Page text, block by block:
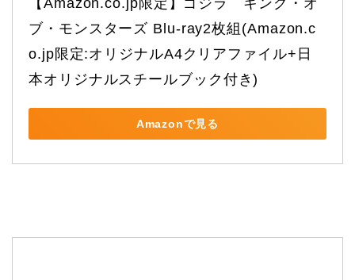
【Amazon.co.jp限定】ゴジラ　キング・オ
ブ・モンスターズ Blu-ray2枚組(Amazon.c
o.jp限定:オリジナルA4クリアファイル+日
本オリジナルスチールブック付き)
Amazonで見る